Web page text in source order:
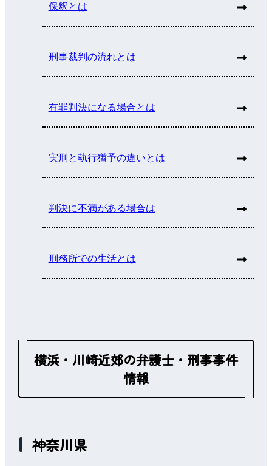
保釈とは
刑事裁判の流れとは
有罪判決になる場合とは
実刑と執行猶予の違いとは
判決に不満がある場合は
刑務所での生活とは
横浜・川崎近郊の弁護士・刑事事件
情報
神奈川県